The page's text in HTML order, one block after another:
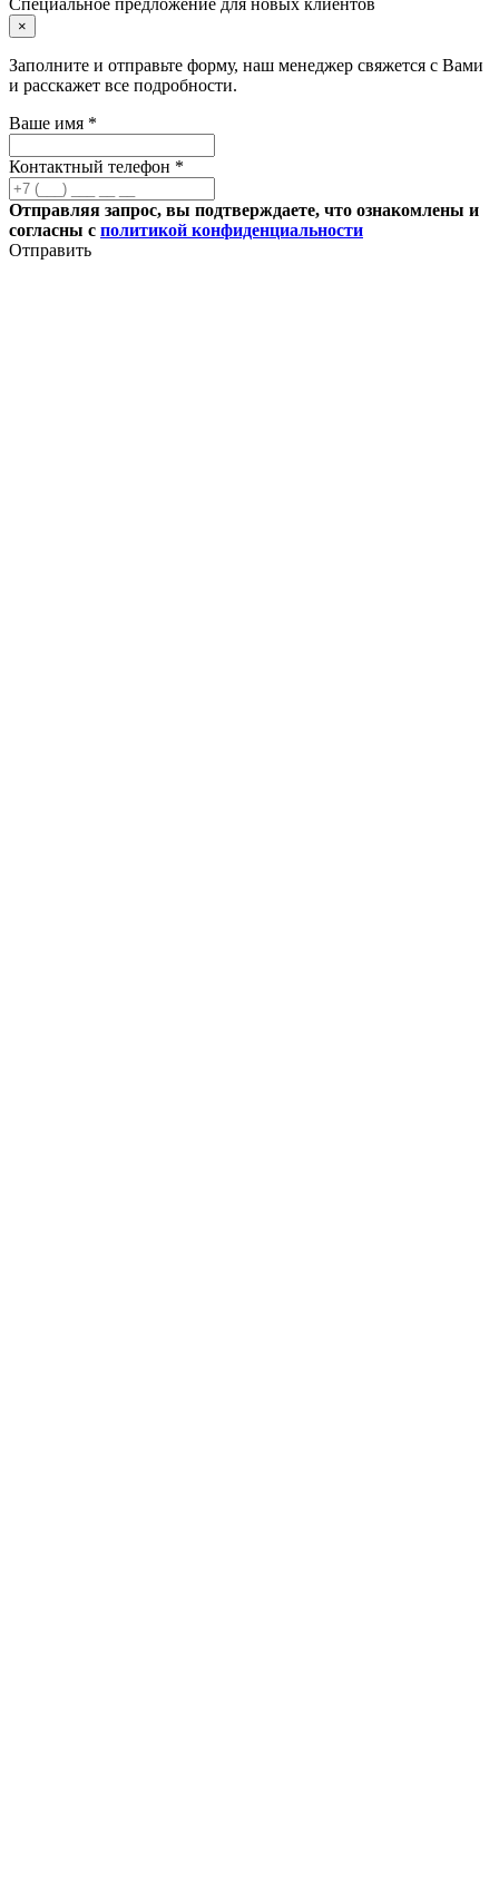
Специальное предложение для новых клиентов
×
Заполните и отправьте форму, наш менеджер свяжется с Вами
и расскажет все подробности.
Ваше имя *
Контактный телефон *
Отправляя запрос, вы подтверждаете, что ознакомлены и
согласны с политикой конфиденциальности
Отправить